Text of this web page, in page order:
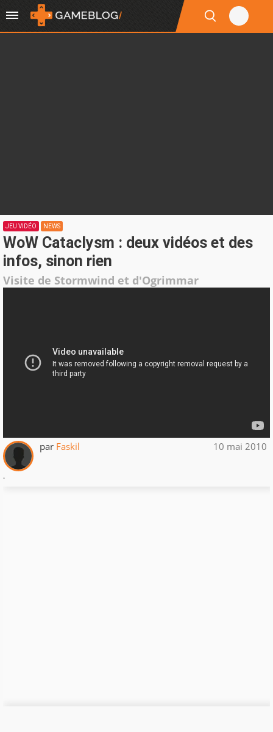
JEU VIDÉO NEWS
WoW Cataclysm : deux vidéos et des
infos, sinon rien
Visite de Stormwind et d'Ogrimmar
par Faskil 10 mai 2010
.